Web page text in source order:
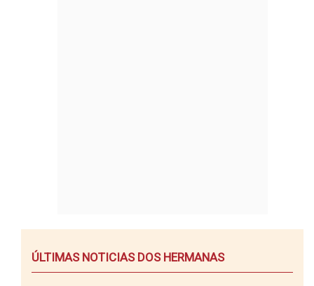
ÚLTIMAS NOTICIAS DOS HERMANAS